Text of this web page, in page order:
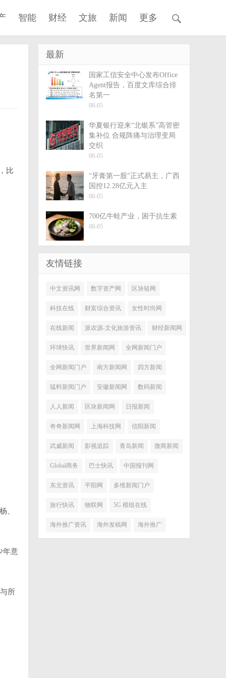
智能 财经 文旅 新闻 更多
比
、
年意
所
最新
国家工信安全中心发布Office
Agent报告，百度文库综合排
名第一
08-05
华夏银行迎来“北银系”高管密
集补位 合规阵痛与治理变局
交织
08-05
“牙膏第一股”正式易主，广西
国控12.28亿元入主
08-05
700亿牛蛙产业，困于抗生素
08-05
友情链接
中文资讯网 数字资产网 区块链网
科技在线 财富综合资讯 女性时尚网
在线新闻 派农源-文化旅游资讯 财经新闻网
环球快讯 世界新闻网 全网新闻门户
全网新闻门户 南方新闻网 四方新闻
猛料新闻门户 安徽新闻网 数码新闻
人人新闻 区块新闻网 日报新闻
奇奇新闻网 上海科技网 信阳新闻
武威新闻 影视追踪 青岛新闻 微商新闻
Global商务 巴士快讯 中国报刊网
东北资讯 平阳网 多维新闻门户
旅行快讯 物联网 5G 模组在线
海外推广资讯 海外发稿网 海外推广